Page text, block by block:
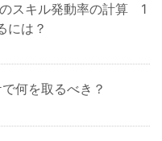
のスキル発動率の計算 1
には？
で何を取るべき？